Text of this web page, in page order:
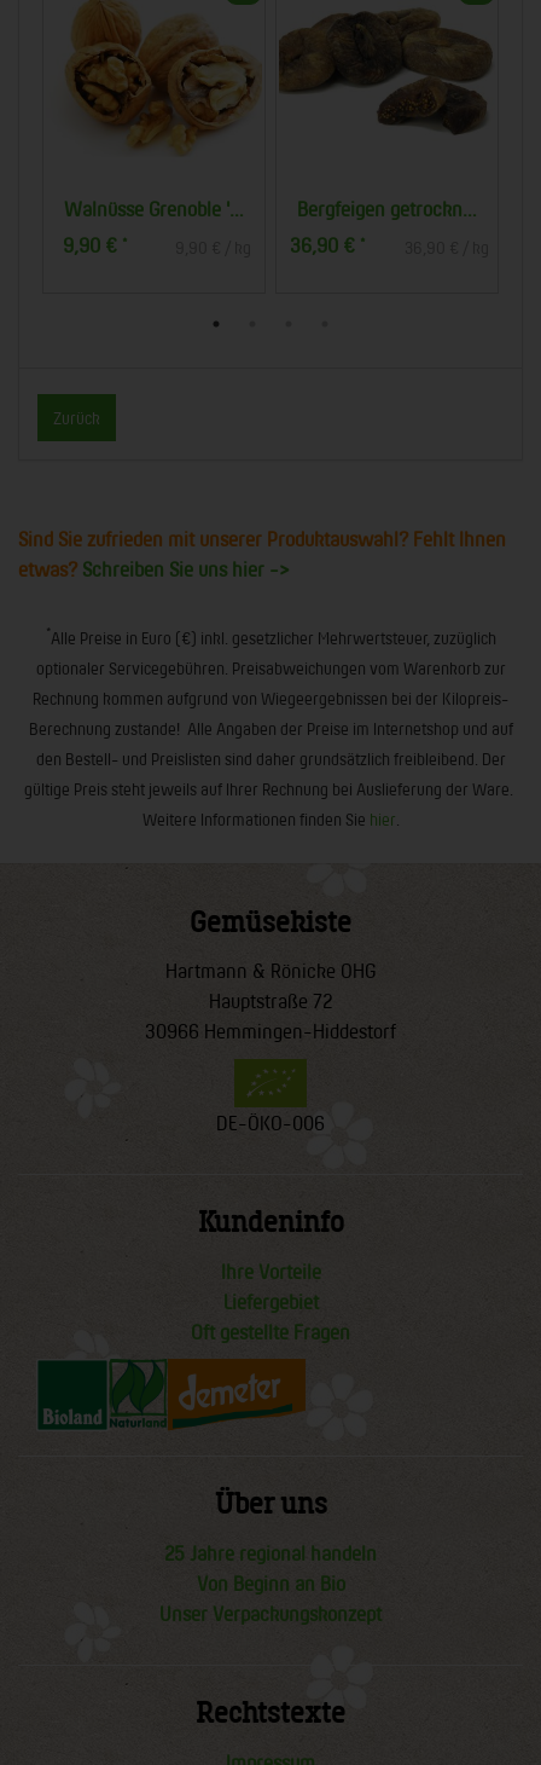
Walnüsse Grenoble ''28-30"
9,90 € *
Bergfeigen getrocknet
36,90 € *
Zurück
Sind Sie zufrieden mit unserer Produktauswahl? Fehlt Ihnen
etwas? Schreiben Sie uns hier ->
*Alle Preise in Euro (€) inkl. gesetzlicher Mehrwertsteuer, zuzüglich
optionaler Servicegebühren. Preisabweichungen vom Warenkorb zur
Rechnung kommen aufgrund von Wiegeergebnissen bei der Kilopreis-
Berechnung zustande! Alle Angaben der Preise im Internetshop und auf
den Bestell- und Preislisten sind daher grundsätzlich freibleibend. Der
gültige Preis steht jeweils auf Ihrer Rechnung bei Auslieferung der Ware.
Weitere Informationen finden Sie hier
Gemüsekiste
Hartmann & Rönicke OHG
Hauptstraße 72
30966 Hemmingen-Hiddestorf
DE-ÖKO-006
Kundeninfo
Ihre Vorteile
Liefergebiet
Oft gestellte Fragen
Über uns
25 Jahre regional handeln
Von Beginn an Bio
Unser Verpackungskonzept
Rechtstexte